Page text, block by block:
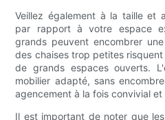
Veillez également à la taille et
par rapport à votre espace
grands peuvent encombrer
des chaises trop petites
de grands espaces ouverts.
mobilier adapté, sans
agencement à la fois convivial et
Il est important de noter que